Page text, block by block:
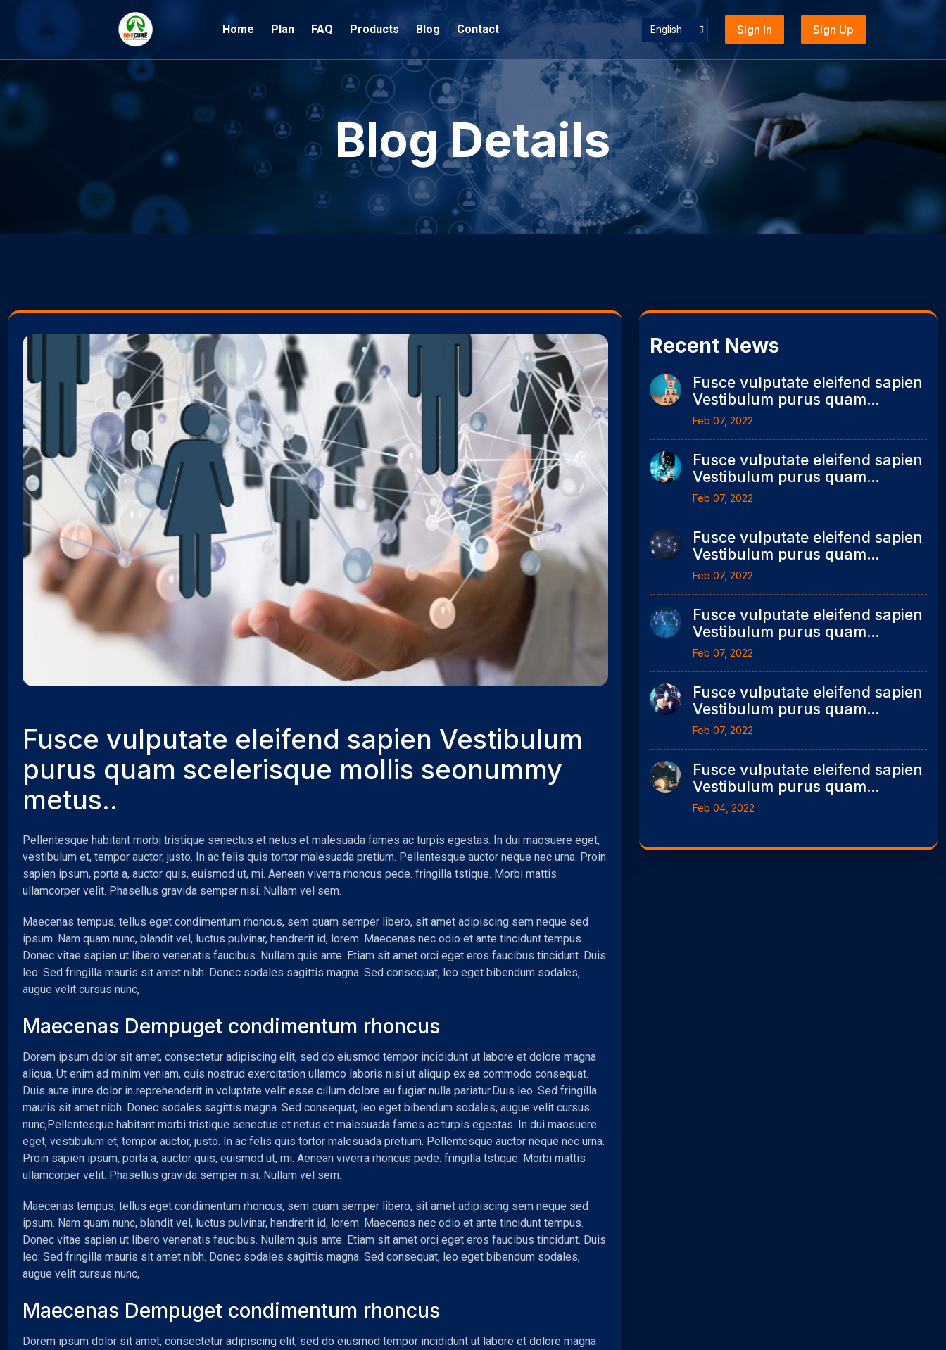
Home Plan FAQ Products Blog Contact Sign In Sign Up
Blog Details
Fusce vulputate eleifend sapien Vestibulum
purus quam scelerisque mollis seonummy
metus..
Pellentesque habitant morbi tristique senectus et netus et malesuada fames ac turpis egestas. In dui maosuere eget,
vestibulum et, tempor auctor, justo. In ac felis quis tortor malesuada pretium. Pellentesque auctor neque nec urna. Proin
sapien ipsum, porta a, auctor quis, euismod ut, mi. Aenean viverra rhoncus pede. fringilla tstique. Morbi mattis
ullamcorper velit. Phasellus gravida semper nisi. Nullam vel sem.
Maecenas tempus, tellus eget condimentum rhoncus, sem quam semper libero, sit amet adipiscing sem neque sed
ipsum. Nam quam nunc, blandit vel, luctus pulvinar, hendrerit id, lorem. Maecenas nec odio et ante tincidunt tempus.
Donec vitae sapien ut libero venenatis faucibus. Nullam quis ante. Etiam sit amet orci eget eros faucibus tincidunt. Duis
leo. Sed fringilla mauris sit amet nibh. Donec sodales sagittis magna. Sed consequat, leo eget bibendum sodales,
augue velit cursus nunc,
Maecenas Dempuget condimentum rhoncus
Dorem ipsum dolor sit amet, consectetur adipiscing elit, sed do eiusmod tempor incididunt ut labore et dolore magna
aliqua. Ut enim ad minim veniam, quis nostrud exercitation ullamco laboris nisi ut aliquip ex ea commodo consequat.
Duis aute irure dolor in reprehenderit in voluptate velit esse cillum dolore eu fugiat nulla pariatur.Duis leo. Sed fringilla
mauris sit amet nibh. Donec sodales sagittis magna. Sed consequat, leo eget bibendum sodales, augue velit cursus
nunc,Pellentesque habitant morbi tristique senectus et netus et malesuada fames ac turpis egestas. In dui maosuere
eget, vestibulum et, tempor auctor, justo. In ac felis quis tortor malesuada pretium. Pellentesque auctor neque nec urna.
Proin sapien ipsum, porta a, auctor quis, euismod ut, mi. Aenean viverra rhoncus pede. fringilla tstique. Morbi mattis
ullamcorper velit. Phasellus gravida semper nisi. Nullam vel sem.
Maecenas tempus, tellus eget condimentum rhoncus, sem quam semper libero, sit amet adipiscing sem neque sed
ipsum. Nam quam nunc, blandit vel, luctus pulvinar, hendrerit id, lorem. Maecenas nec odio et ante tincidunt tempus.
Donec vitae sapien ut libero venenatis faucibus. Nullam quis ante. Etiam sit amet orci eget eros faucibus tincidunt. Duis
leo. Sed fringilla mauris sit amet nibh. Donec sodales sagittis magna. Sed consequat, leo eget bibendum sodales,
augue velit cursus nunc,
Maecenas Dempuget condimentum rhoncus
Dorem ipsum dolor sit amet, consectetur adipiscing elit, sed do eiusmod tempor incididunt ut labore et dolore magna
Recent News
Fusce vulputate eleifend sapien
Vestibulum purus quam
scelerisque mollis seonummy
metus.
Feb 07, 2022
Fusce vulputate eleifend sapien
Vestibulum purus quam
scelerisque mollis seonummy
metus.
Feb 07, 2022
Fusce vulputate eleifend sapien
Vestibulum purus quam
scelerisque mollis seonummy
metus.
Feb 07, 2022
Fusce vulputate eleifend sapien
Vestibulum purus quam
scelerisque mollis seonummy
metus.
Feb 07, 2022
Fusce vulputate eleifend sapien
Vestibulum purus quam
scelerisque mollis seonummy
metus.
Feb 07, 2022
Fusce vulputate eleifend sapien
Vestibulum purus quam
scelerisque mollis seonummy
metus..
Feb 04, 2022